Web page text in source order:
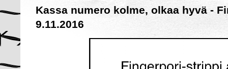
Kassa numero kolme, olkaa hyvä -
9.11.2016